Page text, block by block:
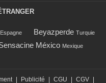
Espagne Beyazperde Turquie
México Mexique
Publicité CGU CGV